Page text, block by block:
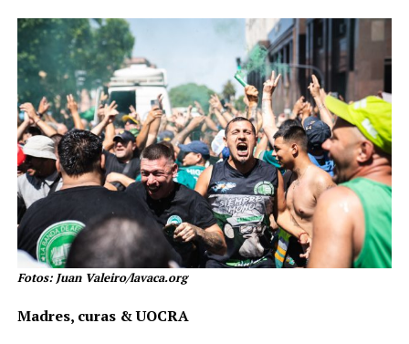
Fotos: Juan Valeiro/lavaca.org
Madres, curas & UOCRA